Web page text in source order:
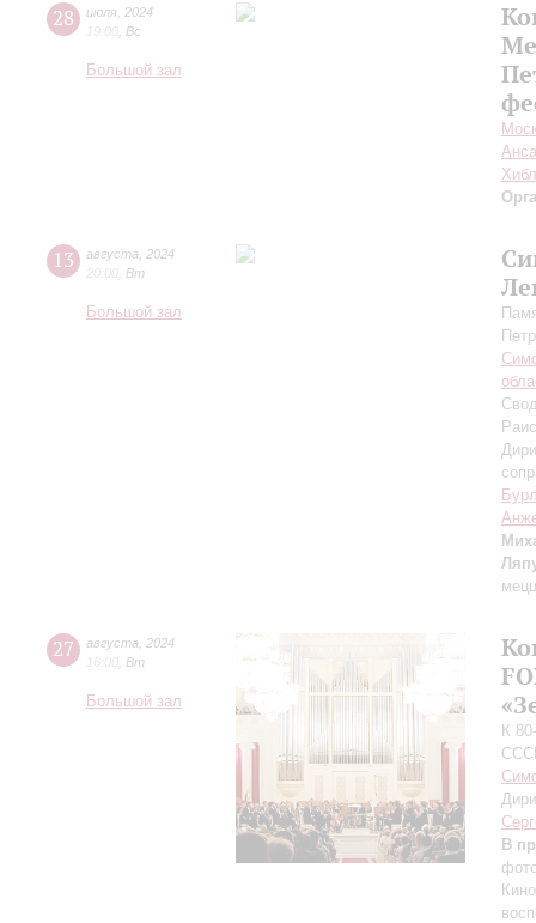
28 июля 2024
19:00 Вс
Большой зал
13 августа
2024
20:00 Вт
Большой зал
27 августа
2024
16:00 Вт
Большой зал
К
В